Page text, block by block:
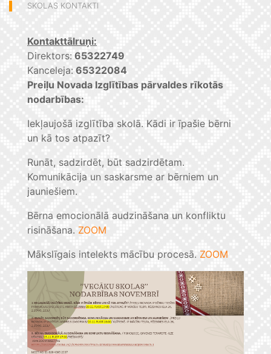
SKOLAS KONTAKTI
Kontakttālruņi:
Direktors: 65322749
Kanceleja: 65322084
Preiļu Novada Izglītības pārvaldes rīkotās
nodarbības:
Iekļaujošā izglītība skolā. Kādi ir īpašie bērni
un kā tos atpazīt?
Runāt, sadzirdēt, būt sadzirdētam.
Komunikācija un saskarsme ar bērniem un
jauniešiem.
Bērna emocionālā audzināšana un konfliktu
risināšana. ZOOM
Mākslīgais intelekts mācību procesā. ZOOM